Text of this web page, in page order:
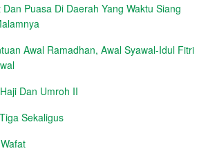
Dan Puasa Di Daerah Yang Waktu Siang
Awal Ramadhan, Awal Syawal-Idul Fitri
Dan Umroh II
Sekaligus